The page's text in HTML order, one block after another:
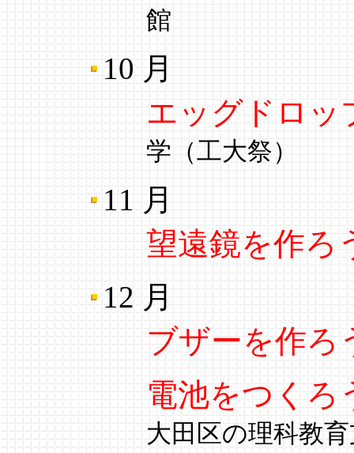
館
10 月
エッグドロッ
学（工大祭）
11 月
望遠鏡を作ろ
12 月
ブザーを作ろ
電池をつくろ
大田区の理科教